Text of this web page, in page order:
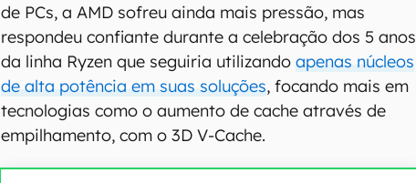
de PCs, a AMD sofreu ainda mais pressão, mas
respondeu confiante durante a celebração dos 5 anos
da linha Ryzen que seguiria utilizandoapenas núcleos
de alta potência em suas soluções, focando mais em
tecnologias como o aumento de cache através de
empilhamento, com o 3D V-Cache.